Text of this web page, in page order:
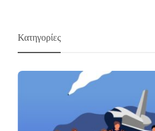
Κατηγορίες